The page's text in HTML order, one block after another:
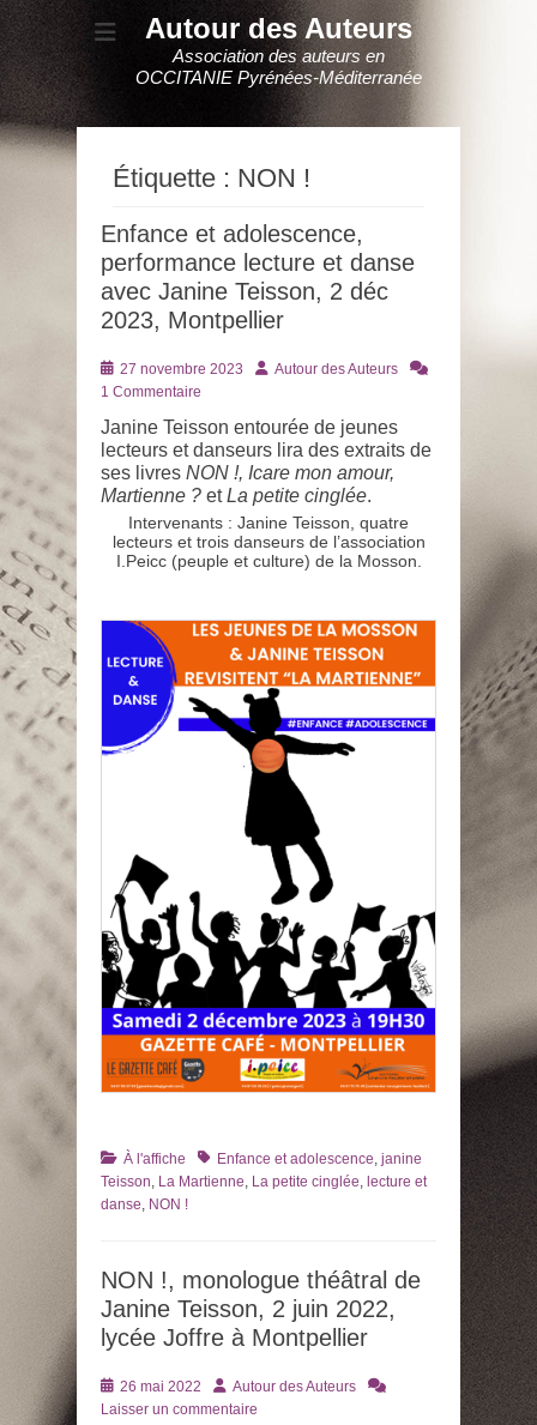
Autour des Auteurs
Association des auteurs en
OCCITANIE Pyrénées-Méditerranée
Étiquette : NON !
Enfance et adolescence,
performance lecture et danse
avec Janine Teisson, 2 déc
2023, Montpellier
Posté
le
27 novembre 2023 AuteurAutour des Auteurs
1 Commentaire
Janine Teisson entourée de jeunes
lecteurs et danseurs lira des extraits de
ses livres NON !, Icare mon amour,
Martienne ? etLa petite cinglée.
Intervenants : Janine Teisson, quatre
lecteurs et trois danseurs de l’association
I.Peicc (peuple et culture) de la Mosson.
Catégories
À l'affiche TagsEnfance et adolescence, janine
Teisson, La Martienne, La petite cinglée, lecture et
danse, NON !
NON !, monologue théâtral de
Janine Teisson, 2 juin 2022,
lycée Joffre à Montpellier
Posté
le
26 mai 2022 AuteurAutour des Auteurs
Laisser un commentaire